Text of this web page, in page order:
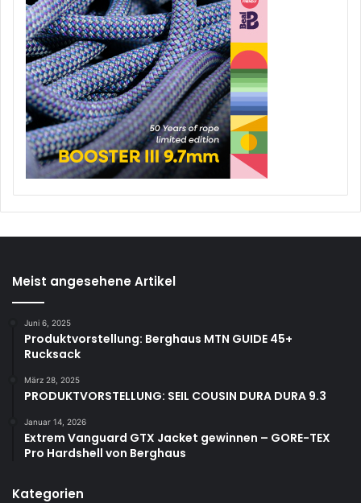
Meist angesehene Artikel
Juni 6, 2025
Produktvorstellung: Berghaus MTN GUIDE 45+
Rucksack
März 28, 2025
PRODUKTVORSTELLUNG: SEIL COUSIN DURA DURA 9.3
Januar 14, 2026
Extrem Vanguard GTX Jacket gewinnen – GORE-TEX
Pro Hardshell von Berghaus
Kategorien